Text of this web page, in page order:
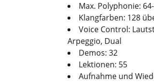
Max. Polyphonie:
Klangfarben: 128
Voice Control:
Arpeggio, Dual
Demos: 32
Lektionen: 55
Aufnahme und